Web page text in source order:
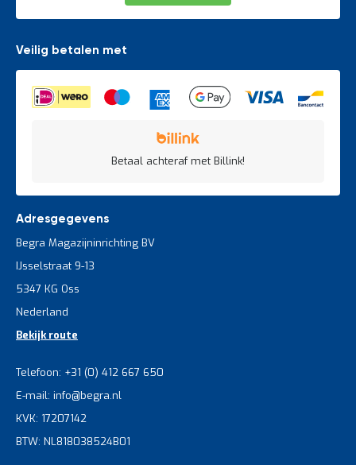
Veilig betalen met
Betaal achteraf met Billink!
Adresgegevens
Begra Magazijninrichting BV
IJsselstraat 9-13
5347 KG Oss
Nederland
Bekijk route
Telefoon: +31 (0) 412 667 650
E-mail: info@begra.nl
KVK: 17207142
BTW: NL818038524B01